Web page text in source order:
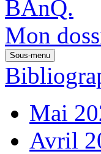
Mon
Sous-menu
Mai
Avril